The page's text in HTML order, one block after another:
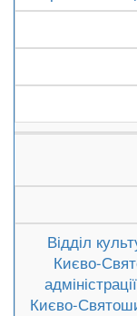
Відділ
Києво-
Києво-